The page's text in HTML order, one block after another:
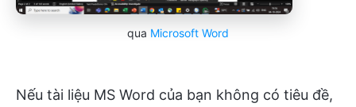
qua Microsoft Word
Nếu tài liệu MS Word của bạn không có tiêu đề,